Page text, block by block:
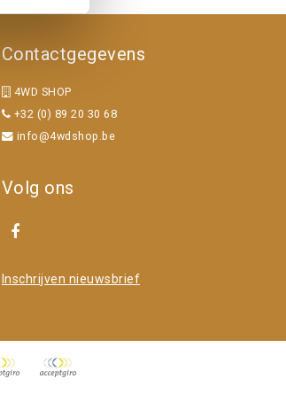
Contactgegevens
4WD SHOP
+32 (0) 89 20 30 68
info@4wdshop.be
Volg ons
Inschrijven nieuwsbrief